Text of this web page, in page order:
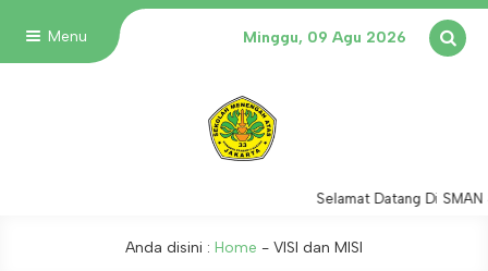
Menu Minggu, 09 Agu 2026
Selamat Datang Di SMAN
Anda disini : Home - VISI dan MISI